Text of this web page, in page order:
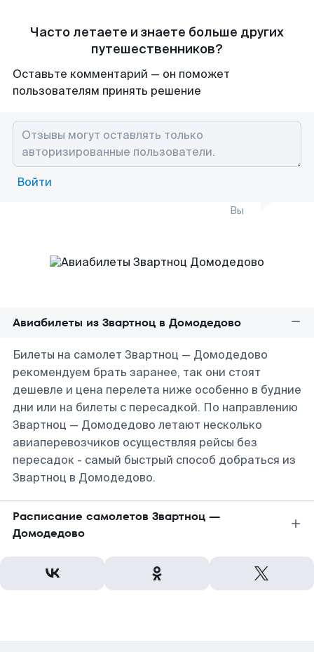
Часто летаете и знаете больше других
путешественников?
Оставьте комментарий — он поможет
пользователям принять решение
Войти
Вы
Авиабилеты из Звартноц в Домодедово
Билеты на самолет Звартноц — Домодедово
рекомендуем брать заранее, так они стоят
дешевле и цена перелета ниже особенно в будние
дни или на билеты с пересадкой. По направлению
Звартноц — Домодедово летают несколько
авиаперевозчиков осуществляя рейсы без
пересадок - самый быстрый способ добраться из
Звартноц в Домодедово.
Расписание самолетов Звартноц —
Домодедово